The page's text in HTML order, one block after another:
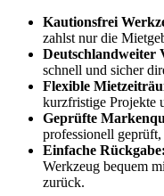
Kautionsfrei
zahlst nur die
Deutschlandweiter
schnell und sicher
Flexible
kurzfristige Projekte
Geprüfte
professionell
Einfache Rückgabe:
Werkzeug bequem
zurück.